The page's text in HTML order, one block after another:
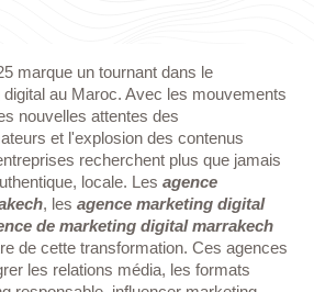
marque un tournant dans le
digital au Maroc. Avec les mouvements
nouvelles attentes des
et l'explosion des contenus
recherchent plus que jamais
locale. Les agence
, les agence marketing digital
de marketing digital marrakech
de cette transformation. Ces agences
les relations média, les formats